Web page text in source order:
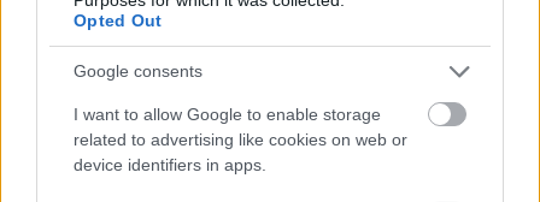
Opted Out
Google consents
I want to allow Google to enable storage
related to advertising like cookies on web or
device identifiers in apps.
TAGS: ΗΠΑ
BEST OFINTERNET